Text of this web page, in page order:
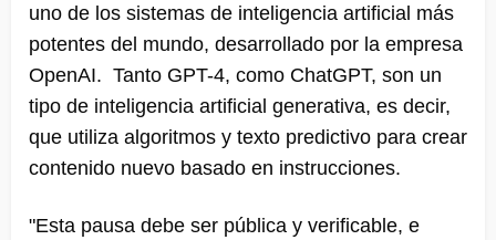
uno de los sistemas de inteligencia artificial más
potentes del mundo, desarrollado por la empresa
OpenAI. Tanto GPT-4, como ChatGPT, son un
tipo de inteligencia artificial generativa, es decir,
que utiliza algoritmos y texto predictivo para crear
contenido nuevo basado en instrucciones.
"Esta pausa debe ser pública y verificable, e